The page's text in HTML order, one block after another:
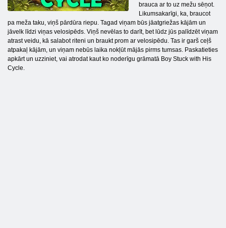
brauca ar to uz mežu sēņot.
Likumsakarīgi, ka, braucot
pa meža taku, viņš pārdūra riepu. Tagad viņam būs jāatgriežas kājām un
jāvelk līdzi viņas velosipēds. Viņš nevēlas to darīt, bet lūdz jūs palīdzēt viņam
atrast veidu, kā salabot riteni un braukt prom ar velosipēdu. Tas ir garš ceļš
atpakaļ kājām, un viņam nebūs laika nokļūt mājās pirms tumsas. Paskatieties
apkārt un uzziniet, vai atrodat kaut ko noderīgu grāmatā Boy Stuck with His
Cycle.